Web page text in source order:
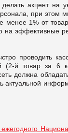
акцент на
при этом
менее 1% от
эффективные
проводить
(2-й товар за 6
должна